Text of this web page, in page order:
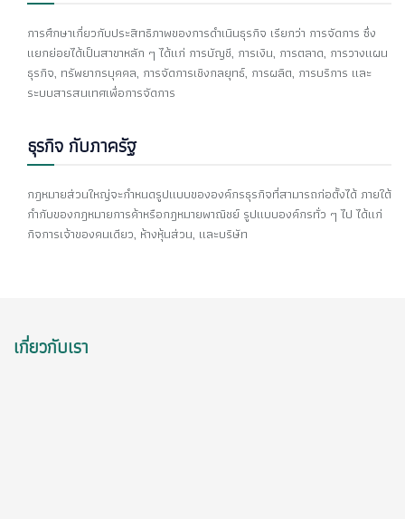
การศึกษาเกี่ยวกับประสิทธิภาพของการดำเนินธุรกิจ เรียกว่า การจัดการ ซึ่ง
แยกย่อยได้เป็นสาขาหลัก ๆ ได้แก่ การบัญชี, การเงิน, การตลาด, การวางแผน
ธุรกิจ, ทรัพยากรบุคคล, การจัดการเชิงกลยุทธ์, การผลิต, การบริการ และ
ระบบสารสนเทศเพื่อการจัดการ
ธุรกิจ กับภาครัฐ
กฎหมายส่วนใหญ่จะกำหนดรูปแบบขององค์กรธุรกิจที่สามารถก่อตั้งได้ ภายใต้
กำกับของกฎหมายการค้าหรือกฎหมายพาณิชย์ รูปแบบองค์กรทั่ว ๆ ไป ได้แก่
กิจการเจ้าของคนเดียว, ห้างหุ้นส่วน, และบริษัท
เกี่ยวกับเรา